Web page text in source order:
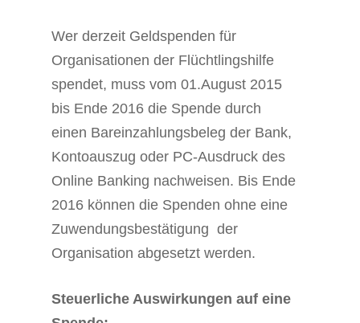
Wer derzeit Geldspenden für
Organisationen der Flüchtlingshilfe
spendet, muss vom 01.August 2015
bis Ende 2016 die Spende durch
einen Bareinzahlungsbeleg der Bank,
Kontoauszug oder PC-Ausdruck des
Online Banking nachweisen. Bis Ende
2016 können die Spenden ohne eine
Zuwendungsbestätigung der
Organisation abgesetzt werden.
Steuerliche Auswirkungen auf eine